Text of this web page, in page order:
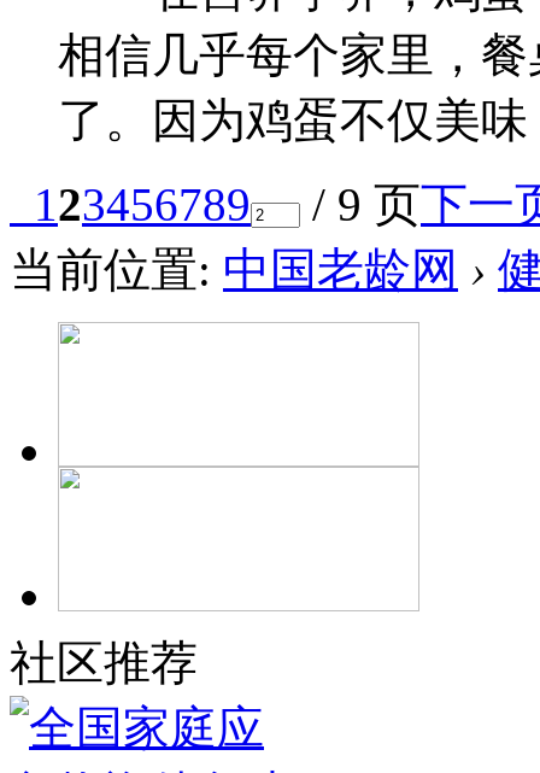
相信几乎每个家里，
了。因为鸡蛋不仅美
123456789 / 9 页下一
当前位置: 中国老龄网 ›
社区推荐